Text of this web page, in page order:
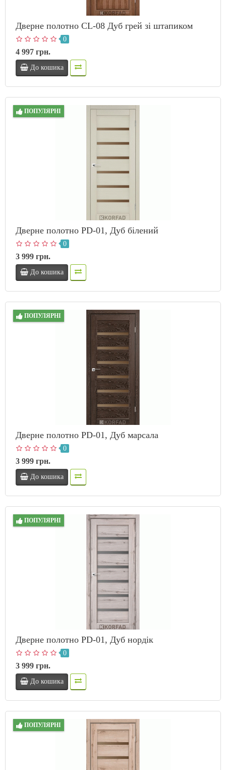
Дверне полотно CL-08 Дуб грей зі штапиком
0
4 997 грн.
До кошика
ПОПУЛЯРНІ
Дверне полотно PD-01, Дуб білений
0
3 999 грн.
До кошика
ПОПУЛЯРНІ
Дверне полотно PD-01, Дуб марсала
0
3 999 грн.
До кошика
ПОПУЛЯРНІ
Дверне полотно PD-01, Дуб нордік
0
3 999 грн.
До кошика
ПОПУЛЯРНІ